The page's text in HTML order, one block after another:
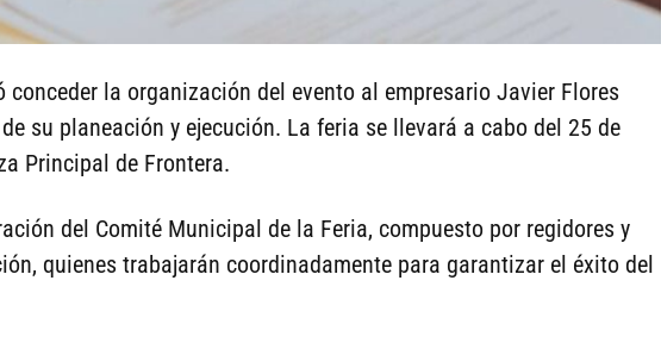
conceder la organización del evento al empresario Javier Flores
su planeación y ejecución. La feria se llevará a cabo del 25 de
Principal de Frontera.
del Comité Municipal de la Feria, compuesto por regidores y
quienes trabajarán coordinadamente para garantizar el éxito del